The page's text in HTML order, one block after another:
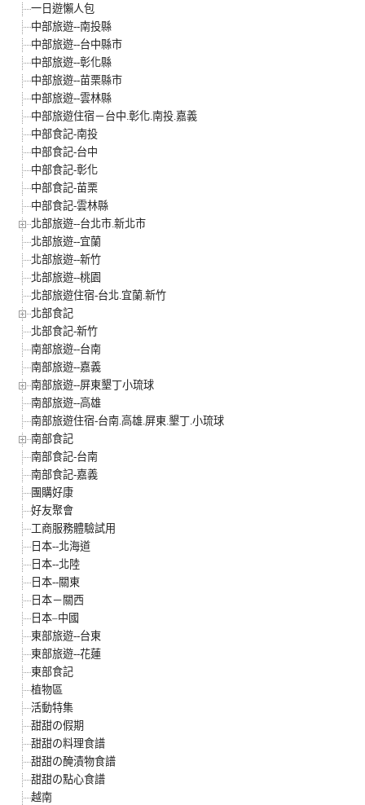
一日遊懶人包
中部旅遊--南投縣
中部旅遊--台中縣市
中部旅遊--彰化縣
中部旅遊--苗栗縣市
中部旅遊--雲林縣
中部旅遊住宿－台中.彰化.南投.嘉義
中部食記-南投
中部食記-台中
中部食記-彰化
中部食記-苗栗
中部食記-雲林縣
北部旅遊--台北市.新北市
北部旅遊--宜蘭
北部旅遊--新竹
北部旅遊--桃園
北部旅遊住宿-台北.宜蘭.新竹
北部食記
北部食記-新竹
南部旅遊--台南
南部旅遊--嘉義
南部旅遊--屏東墾丁小琉球
南部旅遊--高雄
南部旅遊住宿-台南.高雄.屏東.墾丁.小琉球
南部食記
南部食記-台南
南部食記-嘉義
團購好康
好友聚會
工商服務體驗試用
日本--北海道
日本--北陸
日本--關東
日本－關西
日本–中國
東部旅遊--台東
東部旅遊--花蓮
東部食記
植物區
活動特集
甜甜の假期
甜甜の料理食譜
甜甜の醃漬物食譜
甜甜の點心食譜
越南